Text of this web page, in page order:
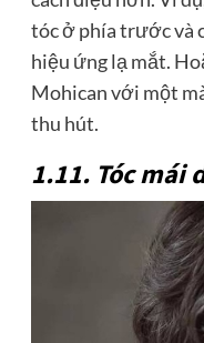
tóc ở phía trước và
hiệu ứng lạ mắt.
Mohican với một
thu hút.
1.11. Tóc mái